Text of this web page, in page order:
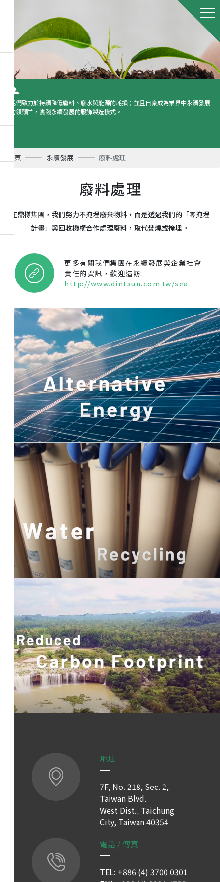
我們致力於持續降低廢料、廢水與能源的耗損；並且自豪成為業界中永續發展
的領頭羊，實踐永續發展的服飾製造模式。
首頁 永續發展 廢料處理
廢料處理
在鼎樽集團，我們努力不掩埋廢棄物料，而是透過我們的「零掩埋
計畫」與回收機構合作處理廢料，取代焚燒或掩埋。
更多有關我們集團在永續發展與企業社會
責任的資訊，歡迎造訪:
http://www.dintsun.com.tw/sea
地址
7F, No. 218, Sec. 2,
Taiwan Blvd.
West Dist., Taichung
City, Taiwan 40354
電話 / 傳真
TEL: +886 (4) 3700 0301